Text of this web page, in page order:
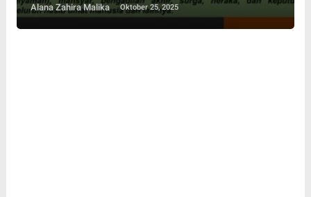
Alana Zahira Malika Oktober 25, 2025